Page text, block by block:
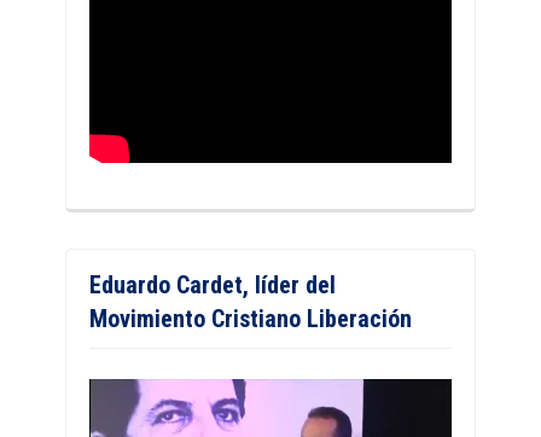
Eduardo Cardet, líder del
Movimiento Cristiano Liberación